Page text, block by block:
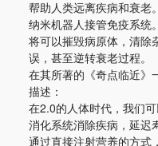
帮助人类远离疾病和衰老
纳米机器人接管免疫系统
将可以摧毁病原体，清除
误，甚至逆转衰老过程。
在其所著的《奇点临近》
描述：
在2.0的人体时代，我们
消化系统消除疾病，延迟
通过直接注射营养的方式